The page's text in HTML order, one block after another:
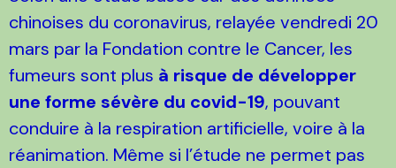
chinoises du coronavirus, relayée vendredi 20
mars par la Fondation contre le Cancer, les
fumeurs sont plus à risque de développer
une forme sévère du covid-19, pouvant
conduire à la respiration artificielle, voire à la
réanimation. Même si l’étude ne permet pas